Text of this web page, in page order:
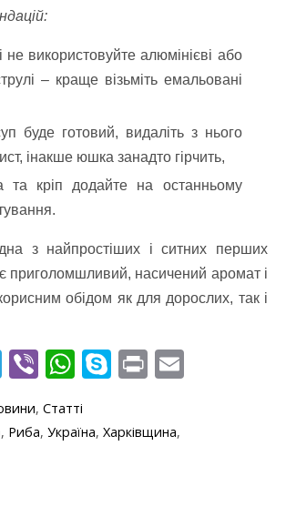
не використовуйте алюмінієві або
– краще візьміть емальовані
буде готовий, видаліть з нього
інакше юшка занадто гірчить,
та кріп додайте на останньому
з найпростіших і ситних перших
приголомшливий, насичений аромат і
обідом як для дорослих, так і
T
e
gr
Vi
er
W
at
S
y
p
Pr
t
, Статті
, Риба, Україна, Харківщина,